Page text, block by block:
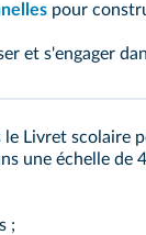
pour
et s'engager
Livret
une échelle de
;